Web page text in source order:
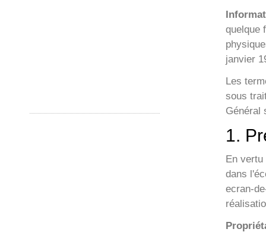
quelque
janvier
Les
sous
Général
1.
En vertu
dans
ecran-